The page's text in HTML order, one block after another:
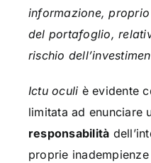
informazione,
del portafoglio,
rischio
Ictu oculi è evidente
limitata ad enunciare
responsabilità
proprie